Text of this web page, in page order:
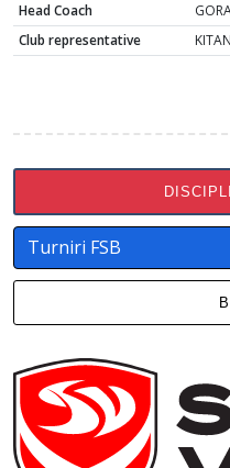
Head Coach
Club representative